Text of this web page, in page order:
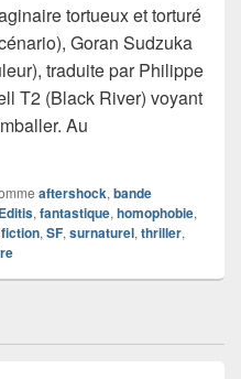
tortueux et torturé
Goran Sudzuka
traduite par Philippe
T2 (Black River) voyant
Au
Comics A Walk Through
aftershock, bande
Editis, fantastique, homophobie,
, SF, surnaturel, thriller,